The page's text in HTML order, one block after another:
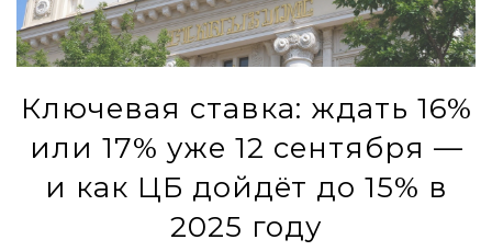
Ключевая ставка: ждать 16%
или 17% уже 12 сентября —
и как ЦБ дойдёт до 15% в
2025 году